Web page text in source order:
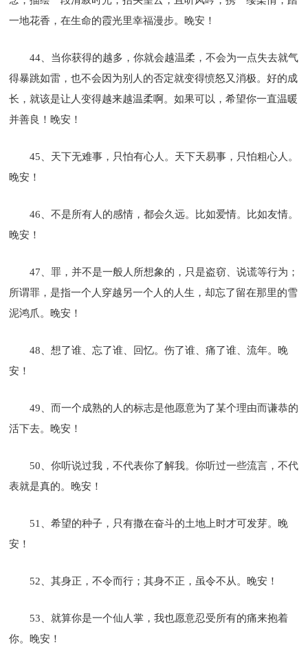
一地花香，在生命的霞光里幸福漫步。晚安！
44、当你获得的越多，你就会越温柔，不会为一点失去就气
得暴跳如雷，也不会因为别人的否定就变得愤怒又消极。好的成
长，就该是让人变得越来越温柔啊。如果可以，希望你一直温暖
并善良！晚安！
45、天下无难事，只怕有心人。天下天易事，只怕粗心人。
晚安！
46、不是所有人的感情，都会久远。比如爱情。比如友情。
晚安！
47、罪，并不是一般人所想象的，只是盗窃、说谎等行为；
所谓罪，是指一个人穿越另一个人的人生，却忘了留在那里的雪
泥鸿爪。晚安！
48、想了谁、忘了谁、回忆。伤了谁、痛了谁、流年。晚
安！
49、而一个成熟的人的标志是他愿意为了某个理由而谦恭的
活下去。晚安！
50、你听说过我，不代表你了解我。你听过一些流言，不代
表就是真的。晚安！
51、希望的种子，只有撒在奋斗的土地上时才可发芽。晚
安！
52、其身正，不令而行；其身不正，虽令不从。晚安！
53、就算你是一个仙人掌，我也愿意忍受所有的痛来抱着
你。晚安！